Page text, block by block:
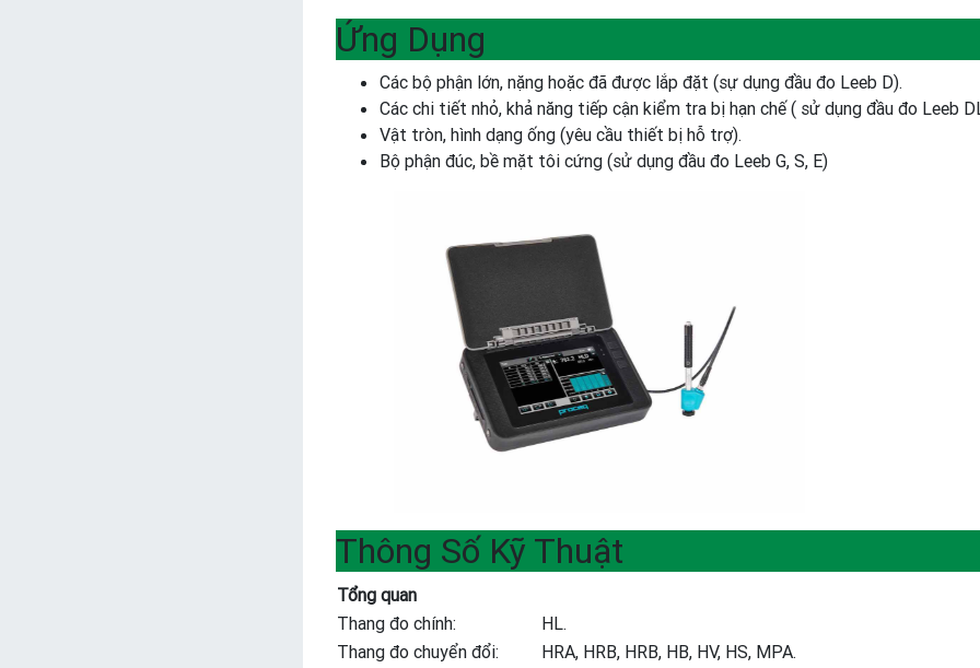
Ứng Dụng
Các bộ phận lớn, nặng hoặc đã được lắp đặt (sự dụng đầu đo Leeb D).
Các chi tiết nhỏ, khả năng tiếp cận kiểm tra bị hạn chế ( sử dụng đầu đo Leeb
Vật tròn, hình dạng ống (yêu cầu thiết bị hỗ trợ).
Bộ phận đúc, bề mặt tôi cứng (sử dụng đầu đo Leeb G, S, E)
Thông Số Kỹ Thuật
Tổng quan
Thang đo chính:
HL.
Thang đo chuyển đổi:
HRA, HRB, HRB, HB, HV, HS, MPA.